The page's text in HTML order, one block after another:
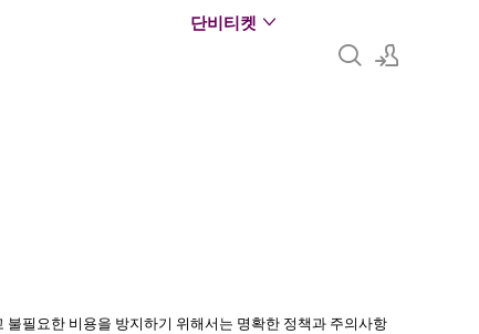
단비티켓
필요한 비용을 방지하기 위해서는 명확한 정책과 주의사항